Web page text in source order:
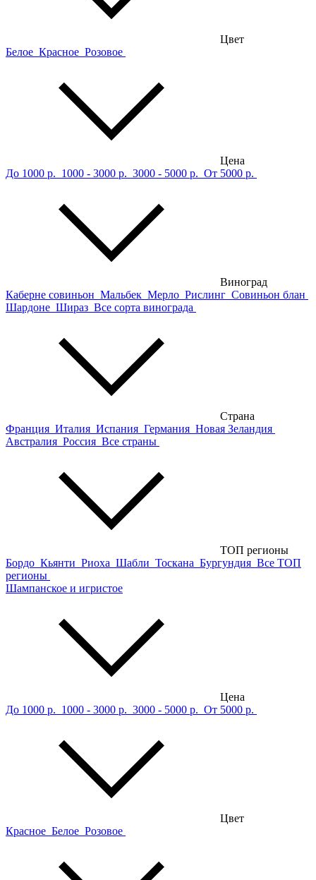
Цвет
Белое Красное Розовое
Цена
До 1000 р. 1000 - 3000 р. 3000 - 5000 р. От 5000 р.
Виноград
Каберне совиньон Мальбек Мерло Рислинг Совиньон блан
Шардоне Шираз Все сорта винограда
Страна
Франция Италия Испания Германия Новая Зеландия
Австралия Россия Все страны
ТОП регионы
Бордо Кьянти Риоха Шабли Тоскана Бургундия Все ТОП
регионы
Шампанское и игристое
Цена
До 1000 р. 1000 - 3000 р. 3000 - 5000 р. От 5000 р.
Цвет
Красное Белое Розовое